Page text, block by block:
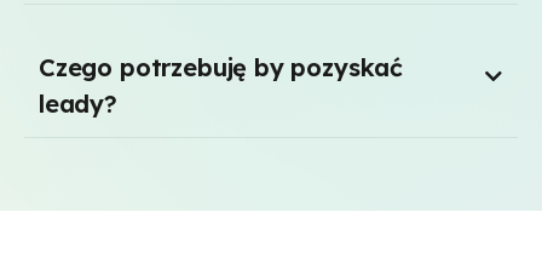
Czego potrzebuję by pozyskać
leady?